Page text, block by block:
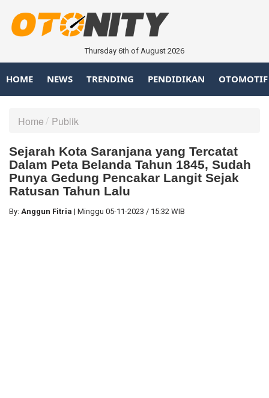
Thursday 6th of August 2026
HOME NEWS TRENDING PENDIDIKAN OTOMOTIF
Home Publik
Sejarah Kota Saranjana yang Tercatat
Dalam Peta Belanda Tahun 1845, Sudah
Punya Gedung Pencakar Langit Sejak
Ratusan Tahun Lalu
By: Anggun Fitria | Minggu 05-11-2023 / 15:32 WIB